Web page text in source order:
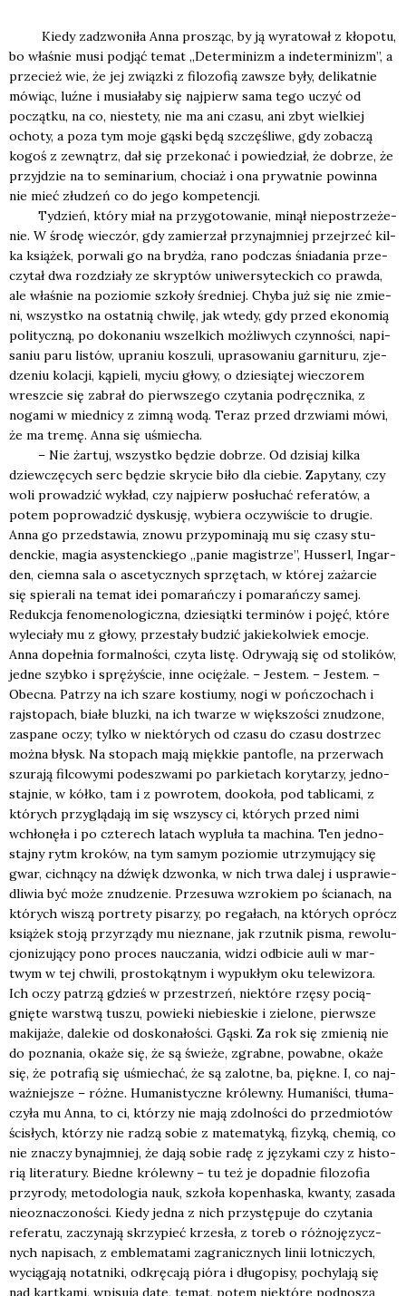
Kie­dy zadzwo­ni­ła Anna pro­sząc, by ją wyra­to­wał z kło­po­tu,
bo wła­śnie musi pod­jąć temat „Deter­mi­nizm a inde­ter­mi­nizm”, a
prze­cież wie, że jej związ­ki z filo­zo­fią zawsze były, deli­kat­nie
mówiąc, luź­ne i musia­ła­by się naj­pierw sama tego uczyć od
począt­ku, na co, nie­ste­ty, nie ma ani cza­su, ani zbyt wiel­kiej
ocho­ty, a poza tym moje gąski będą szczę­śli­we, gdy zoba­czą
kogoś z zewnątrz, dał się prze­ko­nać i powie­dział, że dobrze, że
przyj­dzie na to semi­na­rium, cho­ciaż i ona pry­wat­nie powin­na
nie mieć złu­dzeń co do jego kom­pe­ten­cji.
Tydzień, któ­ry miał na przy­go­to­wa­nie, minął nie­po­strze­że­
nie. W śro­dę wie­czór, gdy zamie­rzał przy­naj­mniej przej­rzeć kil­
ka ksią­żek, porwa­li go na bry­dża, rano pod­czas śnia­da­nia prze­
czy­tał dwa roz­dzia­ły ze skryp­tów uni­wer­sy­tec­kich co praw­da,
ale wła­śnie na pozio­mie szko­ły śred­niej. Chy­ba już się nie zmie­
ni, wszyst­ko na ostat­nią chwi­lę, jak wte­dy, gdy przed eko­no­mią
poli­tycz­ną, po doko­na­niu wszel­kich moż­li­wych czyn­no­ści, napi­
sa­niu paru listów, upra­niu koszu­li, upra­so­wa­niu gar­ni­tu­ru, zje­
dze­niu kola­cji, kąpie­li, myciu gło­wy, o dzie­sią­tej wie­czo­rem
wresz­cie się zabrał do pierw­sze­go czy­ta­nia pod­ręcz­ni­ka, z
noga­mi w mied­ni­cy z zim­ną wodą. Teraz przed drzwia­mi mówi,
że ma tre­mę. Anna się uśmie­cha.
– Nie żar­tuj, wszyst­ko będzie dobrze. Od dzi­siaj kil­ka
dziew­czę­cych serc będzie skry­cie biło dla cie­bie. Zapy­ta­ny, czy
woli pro­wa­dzić wykład, czy naj­pierw posłu­chać refe­ra­tów, a
potem popro­wa­dzić dys­ku­sję, wybie­ra oczy­wi­ście to dru­gie.
Anna go przed­sta­wia, zno­wu przy­po­mi­na­ją mu się cza­sy stu­
denc­kie, magia asy­stenc­kie­go „panie magi­strze”, Hus­serl, Ingar­
den, ciem­na sala o asce­tycz­nych sprzę­tach, w któ­rej zażar­cie
się spie­ra­li na temat idei poma­rań­czy i poma­rań­czy samej.
Reduk­cja feno­me­no­lo­gicz­na, dzie­siąt­ki ter­mi­nów i pojęć, któ­re
wyle­cia­ły mu z gło­wy, prze­sta­ły budzić jakie­kol­wiek emo­cje.
Anna dopeł­nia for­mal­no­ści, czy­ta listę. Odry­wa­ją się od sto­li­ków,
jed­ne szyb­ko i sprę­ży­ście, inne ocię­ża­le. – Jestem. – Jestem. –
Obec­na. Patrzy na ich sza­re kostiu­my, nogi w poń­czo­chach i
raj­sto­pach, bia­łe bluz­ki, na ich twa­rze w więk­szo­ści znu­dzo­ne,
zaspa­ne oczy; tyl­ko w nie­któ­rych od cza­su do cza­su dostrzec
moż­na błysk. Na sto­pach mają mięk­kie pan­to­fle, na prze­rwach
szu­ra­ją fil­co­wy­mi pode­szwa­mi po par­kie­tach kory­ta­rzy, jed­no­
staj­nie, w kół­ko, tam i z powro­tem, dooko­ła, pod tabli­ca­mi, z
któ­rych przy­glą­da­ją im się wszy­scy ci, któ­rych przed nimi
wchło­nę­ła i po czte­rech latach wyplu­ła ta machi­na. Ten jed­no­
staj­ny rytm kro­ków, na tym samym pozio­mie utrzy­mu­ją­cy się
gwar, cich­ną­cy na dźwięk dzwon­ka, w nich trwa dalej i uspra­wie­
dli­wia być może znu­dze­nie. Prze­su­wa wzro­kiem po ścia­nach, na
któ­rych wiszą por­tre­ty pisa­rzy, po rega­łach, na któ­rych oprócz
ksią­żek sto­ją przy­rzą­dy mu nie­zna­ne, jak rzut­nik pisma, rewo­lu­
cjo­ni­zu­ją­cy pono pro­ces naucza­nia, widzi odbi­cie auli w mar­
twym w tej chwi­li, pro­sto­kąt­nym i wypu­kłym oku tele­wi­zo­ra.
Ich oczy patrzą gdzieś w prze­strzeń, nie­któ­re rzę­sy pocią­
gnię­te war­stwą tuszu, powie­ki nie­bie­skie i zie­lo­ne, pierw­sze
maki­ja­że, dale­kie od dosko­na­ło­ści. Gąski. Za rok się zmie­nią nie
do pozna­nia, oka­że się, że są świe­że, zgrab­ne, powab­ne, oka­że
się, że potra­fią się uśmie­chać, że są zalot­ne, ba, pięk­ne. I, co naj­
waż­niej­sze – róż­ne. Huma­ni­stycz­ne kró­lew­ny. Huma­ni­ści, tłu­ma­
czy­ła mu Anna, to ci, któ­rzy nie mają zdol­no­ści do przed­mio­tów
ści­słych, któ­rzy nie radzą sobie z mate­ma­ty­ką, fizy­ką, che­mią, co
nie zna­czy bynaj­mniej, że dają sobie radę z języ­ka­mi czy z histo­
rią lite­ra­tu­ry. Bied­ne kró­lew­ny – tu też je dopad­nie filo­zo­fia
przy­ro­dy, meto­do­lo­gia nauk, szko­ła kopen­ha­ska, kwan­ty, zasa­da
nie­ozna­czo­no­ści. Kie­dy jed­na z nich przy­stę­pu­je do czy­ta­nia
refe­ra­tu, zaczy­na­ją skrzy­pieć krze­sła, z toreb o róż­no­ję­zycz­
nych napi­sach, z emble­ma­ta­mi zagra­nicz­nych linii lot­ni­czych,
wycią­ga­ją notat­ni­ki, odkrę­ca­ją pió­ra i dłu­go­pi­sy, pochy­la­ją się
nad kart­ka­mi, wpi­su­ją datę, temat, potem nie­któ­re pod­no­szą